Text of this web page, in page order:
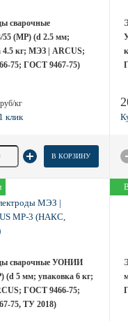
сварочные
(МР) (d 2.5 мм;
4.5 кг; МЭЗ | ARCUS;
75; ГОСТ 9467-75)
руб/кг
товара В КОРЗИНУ
сварочные УОНИИ
(d 5 мм; упаковка 6 кг;
ГОСТ 9466-75;
75, ТУ 2018)